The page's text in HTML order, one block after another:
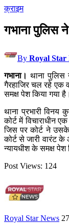
क्राइम
गभाना पुलिस ने
By Royal Star
गभाना। थाना पुलिस
गैरहाजिर चल रहे एक
समक्ष पेश किया गया है।
थाना प्रभारी विनय
कोर्ट में विचाराधीन
जिस पर कोर्ट ने
कोर्ट से जारी वारंट
न्यायधीश के समक्ष पेश
Post Views: 124
Royal Star News